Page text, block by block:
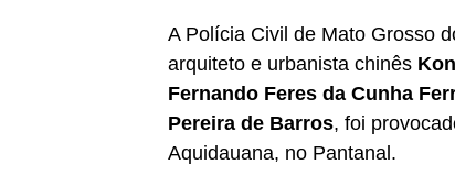
A Polícia Civil de Mato Grosso
arquiteto e urbanista chinês
Fernando Feres da Cunha
Pereira de Barros, foi
Aquidauana, no Pantanal.